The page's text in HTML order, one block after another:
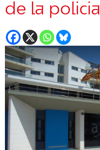
de la policia